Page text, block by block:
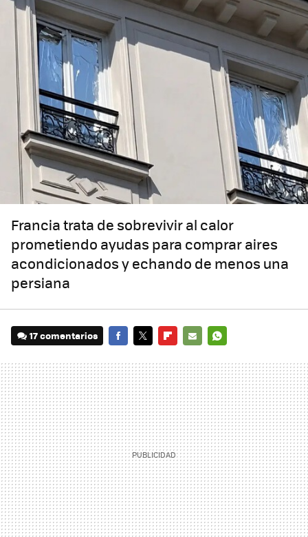
Francia trata de sobrevivir al calor
prometiendo ayudas para comprar aires
acondicionados y echando de menos una
persiana
17 comentarios
MAIL